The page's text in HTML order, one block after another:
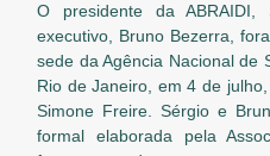
O presidente da
executivo, Bruno Bezerra,
sede da Agência Nacional de
Rio de Janeiro, em 4 de
Simone Freire. Sérgio e
formal elaborada pela